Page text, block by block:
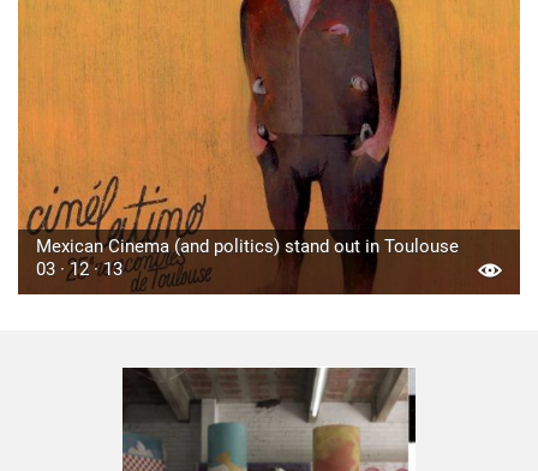
Mexican Cinema (and politics) stand out in Toulouse
03 · 12 · 13